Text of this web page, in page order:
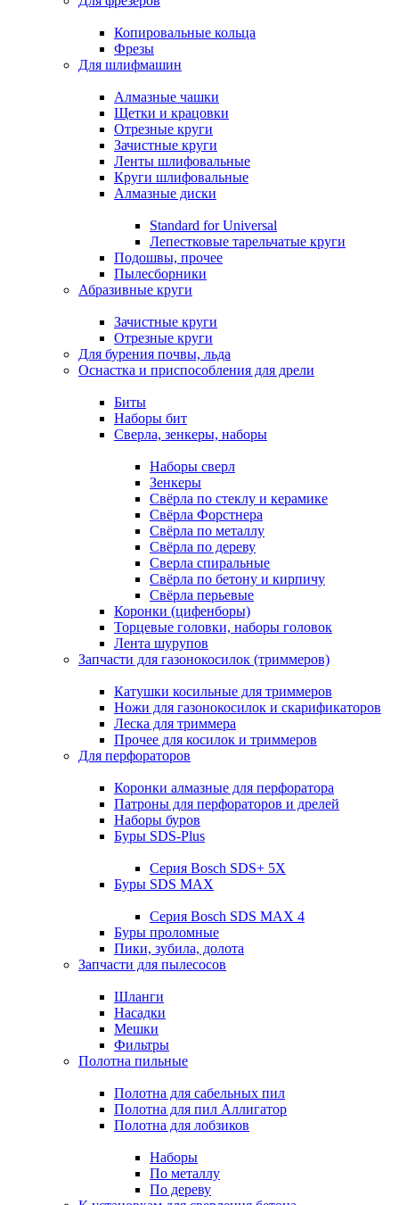
Копировальные кольца
Фрезы
Для шлифмашин
Алмазные чашки
Щетки и крацовки
Отрезные круги
Зачистные круги
Ленты шлифовальные
Круги шлифовальные
Алмазные диски
Standard for Universal
Лепестковые тарельчатые круги
Подошвы, прочее
Пылесборники
Абразивные круги
Зачистные круги
Отрезные круги
Для бурения почвы, льда
Оснастка и приспособления для дрели
Биты
Наборы бит
Сверла, зенкеры, наборы
Наборы сверл
Зенкеры
Свёрла по стеклу и керамике
Свёрла Форстнера
Свёрла по металлу
Свёрла по дереву
Сверла спиральные
Свёрла по бетону и кирпичу
Свёрла перьевые
Коронки (цифенборы)
Торцевые головки, наборы головок
Лента шурупов
Запчасти для газонокосилок (триммеров)
Катушки косильные для триммеров
Ножи для газонокосилок и скарификаторов
Леска для триммера
Прочее для косилок и триммеров
Для перфораторов
Коронки алмазные для перфоратора
Патроны для перфораторов и дрелей
Наборы буров
Буры SDS-Plus
Серия Bosch SDS+ 5X
Буры SDS MAX
Серия Bosch SDS MAX 4
Буры проломные
Пики, зубила, долота
Запчасти для пылесосов
Шланги
Насадки
Мешки
Фильтры
Полотна пильные
Полотна для сабельных пил
Полотна для пил Аллигатор
Полотна для лобзиков
Наборы
По металлу
По дереву